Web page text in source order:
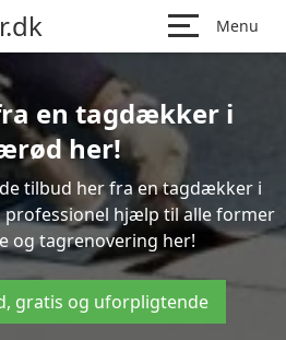
Menu
en tagdækker i
her!
tilbud her fra en tagdækker i
professionel hjælp til alle former
og tagrenovering her!
gratis og uforpligtende